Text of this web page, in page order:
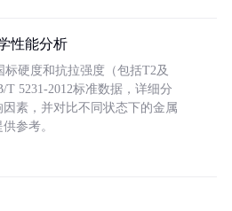
性能分析
硬度和抗拉强度（包括T2及
T 5231-2012标准数据，详细分
素，并对比不同状态下的金属
参考。